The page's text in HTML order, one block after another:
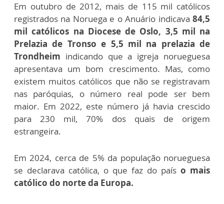
Em outubro de 2012, mais de 115 mil católicos
registrados na Noruega e o Anuário indicava 84,5
mil católicos na Diocese de Oslo, 3,5 mil na
Prelazia de Tronso e 5,5 mil na prelazia de
Trondheim indicando que a igreja norueguesa
apresentava um bom crescimento. Mas, como
existem muitos católicos que não se registravam
nas paróquias, o número real pode ser bem
maior. Em 2022, este número já havia crescido
para 230 mil, 70% dos quais de origem
estrangeira.
Em 2024, cerca de 5% da população norueguesa
se declarava católica, o que faz do país o mais
católico do norte da Europa.